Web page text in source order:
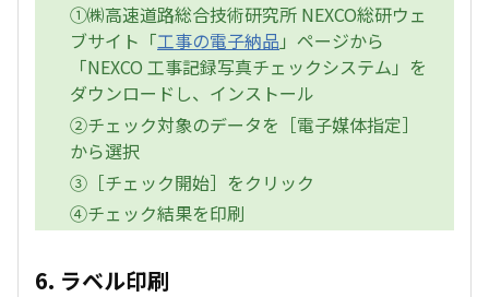
①㈱高速道路総合技術研究所 NEXCO総研ウェ
ブサイト「工事の電子納品 」ページから
「NEXCO 工事記録写真チェックシステム」を
ダウンロードし、インストール
②チェック対象のデータを［電子媒体指定］
から選択
③［チェック開始］をクリック
④チェック結果を印刷
6. ラベル印刷